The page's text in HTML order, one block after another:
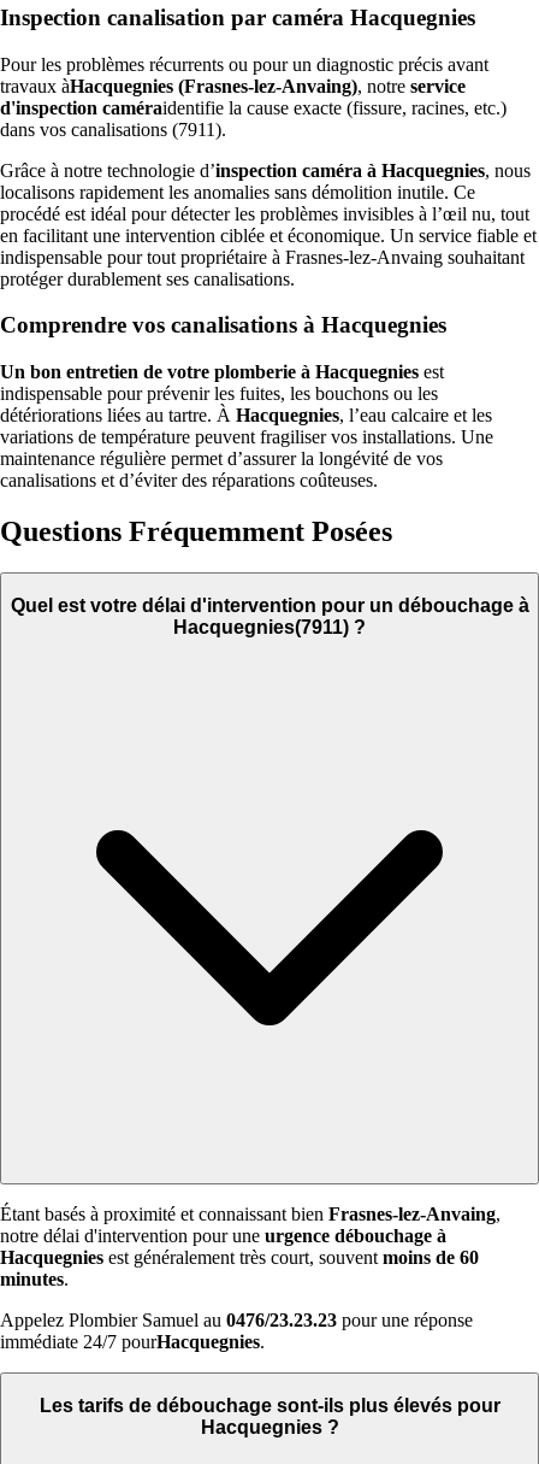
Inspection canalisation par caméra Hacquegnies
Pour les problèmes récurrents ou pour un diagnostic précis avant
travaux àHacquegnies (Frasnes-lez-Anvaing), notre service
d'inspection caméraidentifie la cause exacte (fissure, racines, etc.)
dans vos canalisations (7911).
Grâce à notre technologie d’inspection caméra à Hacquegnies, nous
localisons rapidement les anomalies sans démolition inutile. Ce
procédé est idéal pour détecter les problèmes invisibles à l’œil nu, tout
en facilitant une intervention ciblée et économique. Un service fiable et
indispensable pour tout propriétaire à Frasnes-lez-Anvaing souhaitant
protéger durablement ses canalisations.
Comprendre vos canalisations à Hacquegnies
Un bon entretien de votre plomberie à Hacquegnies est
indispensable pour prévenir les fuites, les bouchons ou les
détériorations liées au tartre. À Hacquegnies, l’eau calcaire et les
variations de température peuvent fragiliser vos installations. Une
maintenance régulière permet d’assurer la longévité de vos
canalisations et d’éviter des réparations coûteuses.
Questions Fréquemment Posées
Quel est votre délai d'intervention pour un débouchage à
Hacquegnies(7911) ?
Étant basés à proximité et connaissant bien Frasnes-lez-Anvaing,
notre délai d'intervention pour une urgence débouchage à
Hacquegnies est généralement très court, souvent moins de 60
minutes.
Appelez Plombier Samuel au 0476/23.23.23 pour une réponse
immédiate 24/7 pourHacquegnies.
Les tarifs de débouchage sont-ils plus élevés pour
Hacquegnies ?